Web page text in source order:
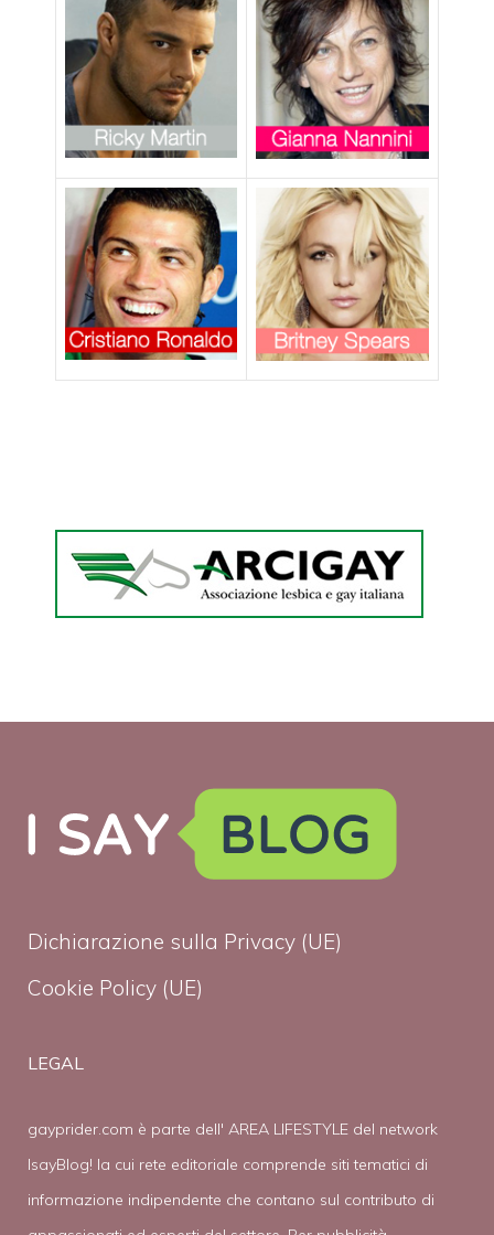
Dichiarazione sulla Privacy (UE)
Cookie Policy (UE)
LEGAL
gayprider.com è parte dell' AREA LIFESTYLE del network
IsayBlog! la cui rete editoriale comprende siti tematici di
informazione indipendente che contano sul contributo di